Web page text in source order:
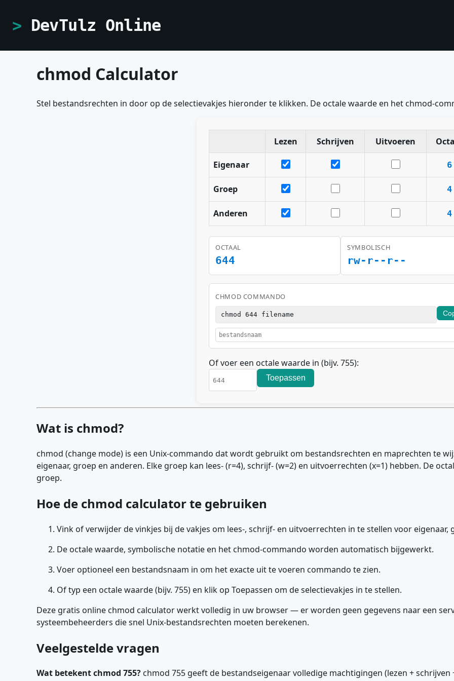
DevTulz Online
chmod Calculator
Stel bestandsrechten in door op de selectievakjes hieronder te klikken. De octale waarde en het chmod-
Lezen Schrijven Uitvoeren
Eigenaar 6
Groep 4
Anderen 4
OCTAAL
644
SYMBOLISCH
rw-r--r--
CHMOD COMMANDO
chmod 644 filename
Of voer een octale waarde in (bijv. 755):
Toepassen
Wat is chmod?
chmod (change mode) is een Unix-commando dat wordt gebruikt om bestandsrechten en maprechten te
eigenaar, groep en anderen. Elke groep kan lees- (r=4), schrijf- (w=2) en uitvoerrechten (x=1) hebben. De
groep.
Hoe de chmod calculator te gebruiken
Vink of verwijder de vinkjes bij de vakjes om lees-, schrijf- en uitvoerrechten in te stellen voor eigenaar,
De octale waarde, symbolische notatie en het chmod-commando worden automatisch bijgewerkt.
Voer optioneel een bestandsnaam in om het exacte uit te voeren commando te zien.
Of typ een octale waarde (bijv. 755) en klik op Toepassen om de selectievakjes in te stellen.
Deze gratis online chmod calculator werkt volledig in uw browser — er worden geen gegevens naar een
systeembeheerders die snel Unix-bestandsrechten moeten berekenen.
Veelgestelde vragen
Wat betekent chmod 755?chmod 755 geeft de bestandseigenaar volledige machtigingen (lezen +